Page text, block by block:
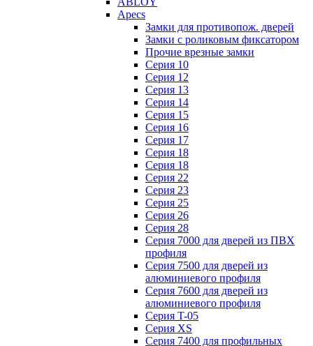
Apecs
Замки для противопож. дверей
Замки с роликовым фиксатором
Прочие врезные замки
Серия 10
Серия 12
Серия 13
Серия 14
Серия 15
Серия 16
Серия 17
Серия 18
Серия 18
Серия 22
Серия 23
Серия 25
Серия 26
Серия 28
Серия 7000 для дверей из ПВХ
профиля
Серия 7500 для дверей из
алюминиевого профиля
Серия 7600 для дверей из
алюминиевого профиля
Серия T-05
Серия XS
Серия 7400 для профильных